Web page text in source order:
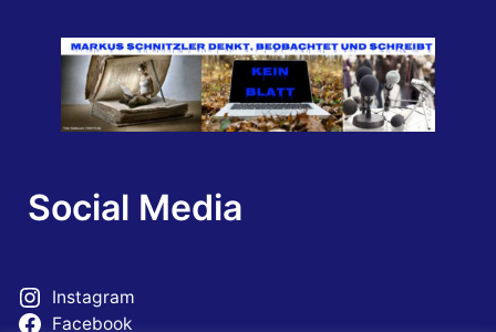
Social Media
Instagram
Facebook